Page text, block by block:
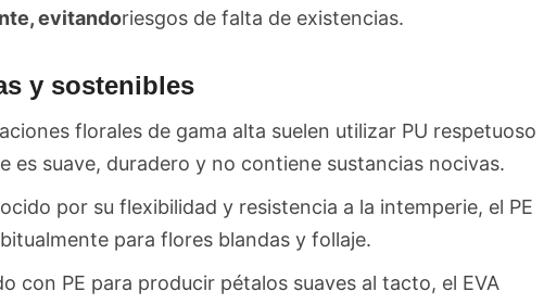
evitandoriesgos de falta de existencias.
y sostenibles
florales de gama alta suelen utilizar PU respetuoso
es suave, duradero y no contiene sustancias nocivas.
por su flexibilidad y resistencia a la intemperie, el PE
para flores blandas y follaje.
con PE para producir pétalos suaves al tacto, el EVA